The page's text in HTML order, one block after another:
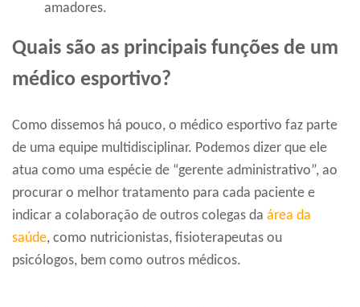
amadores.
Quais são as principais funções de um
médico esportivo?
Como dissemos há pouco, o médico esportivo faz parte
de uma equipe multidisciplinar. Podemos dizer que ele
atua como uma espécie de “gerente administrativo”, ao
procurar o melhor tratamento para cada paciente e
indicar a colaboração de outros colegas da área da
saúde, como nutricionistas, fisioterapeutas ou
psicólogos, bem como outros médicos.